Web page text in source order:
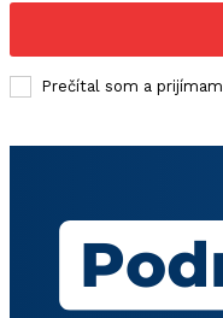
Prečítal som a prijímam